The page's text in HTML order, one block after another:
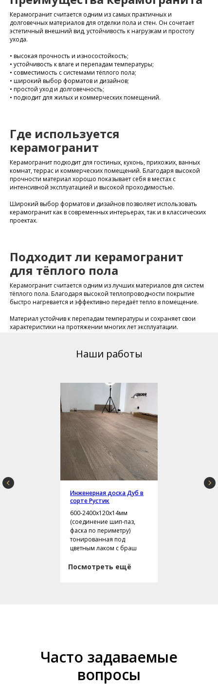
​Керамогранит считается одним из самых практичных и
долговечных материалов для отделки пола и стен. Он сочетает
эстетичный внешний вид, устойчивость к нагрузкам и простоту
ухода.
• высокая прочность и износостойкость;
• устойчивость к влаге и перепадам температуры;
• совместимость с системами тёплого пола;
• широкий выбор форматов и дизайнов;
• простой уход и долговечность;
• подходит для жилых и коммерческих помещений.
Где используется
керамогранит
Керамогранит подходит для гостиных, кухонь, прихожих, ванных
комнат, террас и коммерческих помещений. Благодаря высокой
прочности материал хорошо показывает себя в местах с
интенсивной эксплуатацией и высокой проходимостью.
Широкий выбор форматов и дизайнов позволяет использовать
керамогранит как в современных интерьерах, так и в классических
проектах.
Подходит ли керамогранит
для тёплого пола
Керамогранит считается одним из лучших материалов для систем
тёплого пола. Благодаря высокой теплопроводности покрытие
быстро нагревается и эффективно передаёт тепло в помещение.
Материал устойчив к перепадам температуры и сохраняет свои
характеристики на протяжении многих лет эксплуатации.
Наши работы
Инженерная доска Дуб в
сорте Рустик
600-2400х120х14мм
(соединение шип-паз,
фаска по периметру)
тонированная под
цветным лаком с браш
Посмотреть ещё
Часто задаваемые
вопросы